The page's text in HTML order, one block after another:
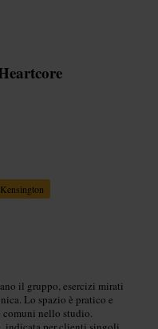
Kensington
il gruppo, esercizi mirati
Lo spazio è pratico e
comuni nello studio.